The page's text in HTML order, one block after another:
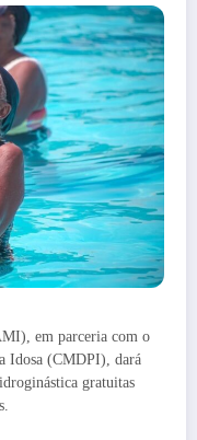
em parceria com o
Idosa (CMDPI), dará
gratuitas